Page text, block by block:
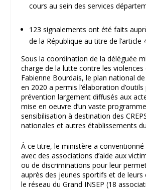
cours au sein des services
123 signalements ont été faits
de la République au titre de l’article
Sous la coordination de la déléguée
charge de la lutte contre les violences
Fabienne Bourdais, le plan national
en 2020 a permis l’élaboration
prévention largement diffusés aux
mise en oeuvre d’un vaste
sensibilisation à destination des
nationales et autres établissements
À ce titre, le ministère a conventionné
avec des associations d’aide aux
ou de discriminations pour leur
auprès des jeunes sportifs et de leurs
le réseau du Grand INSEP (18